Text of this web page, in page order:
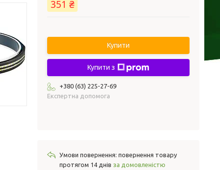
351 ₴
Купити
Купити з
+380 (63) 225-27-69
Експертна допомога
повернення товару
протягом 14 днів за домовленістю